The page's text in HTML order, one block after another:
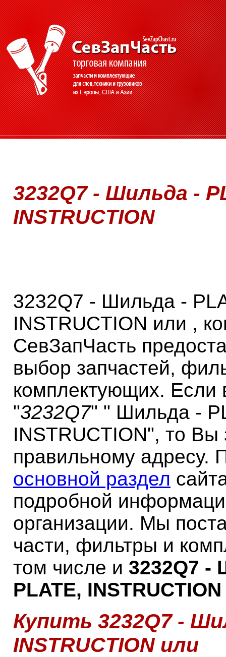
3232Q7 - Шильда -
INSTRUCTION
3232Q7 - Шильда -
INSTRUCTION или ,
СевЗапЧасть
выбор запчастей,
комплектующих. Если
"3232Q7" " Шильда -
INSTRUCTION", то
правильному адресу.
основной раздел
подробной
организации. Мы
части, фильтры и
том числе и 3232Q7 -
PLATE,
Купить 3232Q7 -
INSTRUCTION или